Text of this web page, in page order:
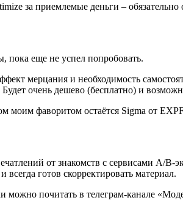
за приемлемые деньги –
пока еще не успел попробовать.
мерцания и необходимость
очень дешево (бесплатно) и
моим фаворитом остаётся Sigma от
от знакомств с сервисами A/
готов скорректировать материал.
почитать в телеграм-канале